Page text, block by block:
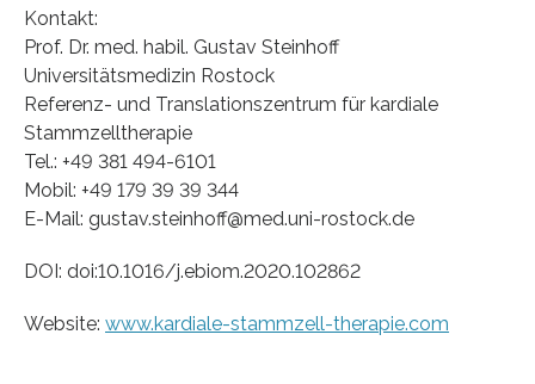
Kontakt:
Prof. Dr. med. habil. Gustav Steinhoff
Universitätsmedizin Rostock
Referenz- und Translationszentrum für kardiale
Stammzelltherapie
Tel.: +49 381 494-6101
Mobil: +49 179 39 39 344
E-Mail: gustav.steinhoff@med.uni-rostock.de
DOI: doi:10.1016/j.ebiom.2020.102862
Website: www.kardiale-stammzell-therapie.com